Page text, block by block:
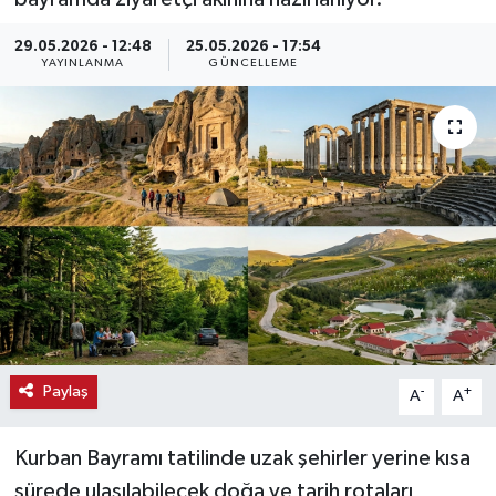
29.05.2026 - 12:48
YAYINLANMA
25.05.2026 - 17:54
GÜNCELLEME
Paylaş A- A+
Kurban Bayramı tatilinde uzak şehirler yerine kısa
Haber
Haber İlanlar
Kültür-Sanat
Magazin
Resmi İlanlar
Sağlık
Seri İlan
Spor